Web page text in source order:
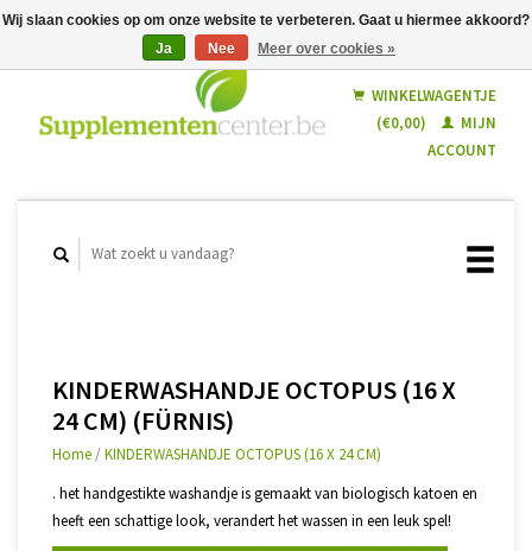
Nederlands
WINKELWAGENTJE
(€0,00)
MIJN
ACCOUNT
KINDERWASHANDJE OCTOPUS (16 X
24 CM) (FÜRNIS)
Home /KINDERWASHANDJE OCTOPUS (16 X 24 CM)
. het handgestikte washandje is gemaakt van biologisch katoen en
heeft een schattige look, verandert het wassen in een leuk spel!
Wij slaan cookies op om onze website te verbeteren. Gaat u hiermee akkoord?
Ja
Nee Meer over cookies »